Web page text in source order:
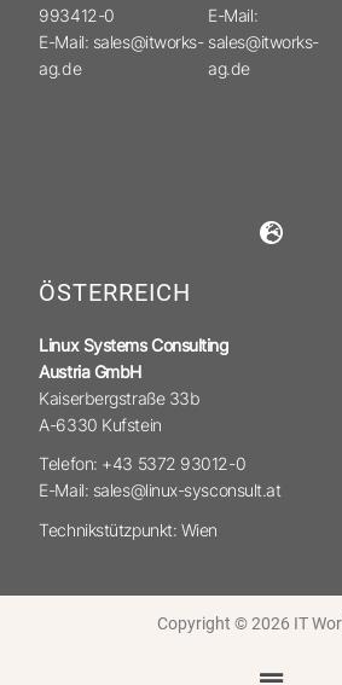
993412-0
E-Mail: sales@itworks-
ag.de
E-Mail:
sales@itworks-
ag.de
ÖSTERREICH
Linux Systems Consulting
Austria GmbH
Kaiserbergstraße 33b
A-6330 Kufstein
Telefon: +43 5372 93012-0
E-Mail: sales@linux-sysconsult.at
Technikstützpunkt: Wien
Copyright © 2026 IT
Menü